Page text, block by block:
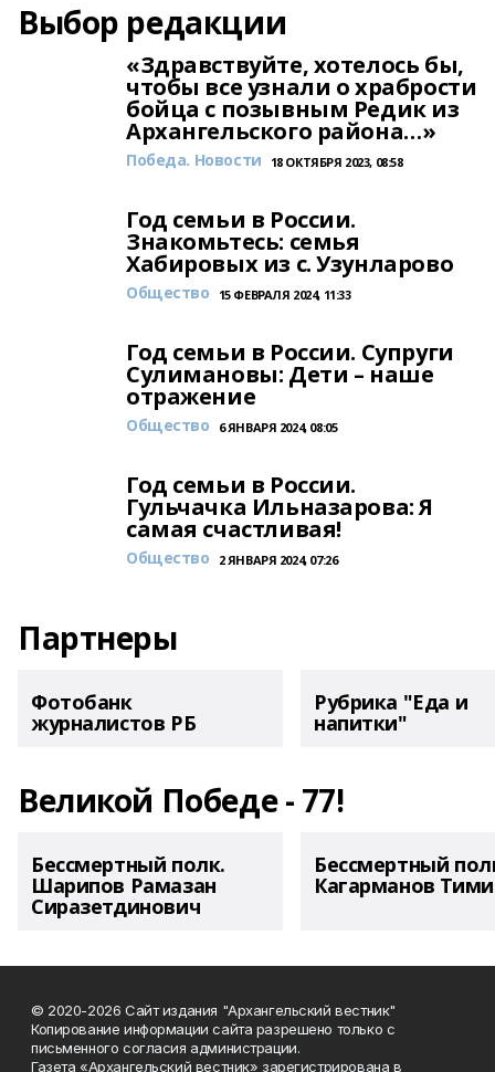
Выбор редакции
«Здравствуйте, хотелось бы,
чтобы все узнали о храбрости
бойца с позывным Редик из
Архангельского района…»
Победа. Новости 18 ОКТЯБРЯ 2023, 08:58
Год семьи в России.
Знакомьтесь: семья
Хабировых из с. Узунларово
Общество 15 ФЕВРАЛЯ 2024, 11:33
Год семьи в России. Супруги
Сулимановы: Дети – наше
отражение
Общество 6 ЯНВАРЯ 2024, 08:05
Год семьи в России.
Гульчачка Ильназарова: Я
самая счастливая!
Общество 2 ЯНВАРЯ 2024, 07:26
Партнеры
Фотобанк
журналистов РБ
Рубрика "Еда и
напитки"
Великой Победе - 77!
Бессмертный полк.
Шарипов Рамазан
Сиразетдинович
Бессмертный
Кагарманов
© 2020-2026 Сайт издания "Архангельский вестник"
Копирование информации сайта разрешено только с
письменного согласия администрации.
Газета «Архангельский вестник» зарегистрирована в